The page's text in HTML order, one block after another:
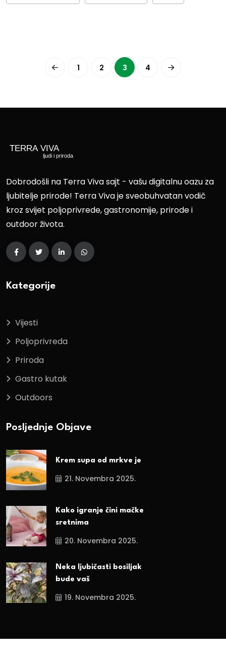
1 2 3 4
Dobrodošli na Terra Viva sajt - vašu digitalnu oazu za
ljubitelje prirode! Terra Viva je sveobuhvatan vodič
kroz svijet poljoprivrede, gastronomije, prirode i
outdoor života.
Kategorije
Vijesti
Poljoprivreda
Priroda
Gastro kutak
Outdoors
Posljednje Objave
Krem supa od mrkve je
21. Novembra 2025.
Kako igranje čini mačke
sretnima
20. Novembra 2025.
Neka ljubičasti bosiljak
bude vaš
19. Novembra 2025.